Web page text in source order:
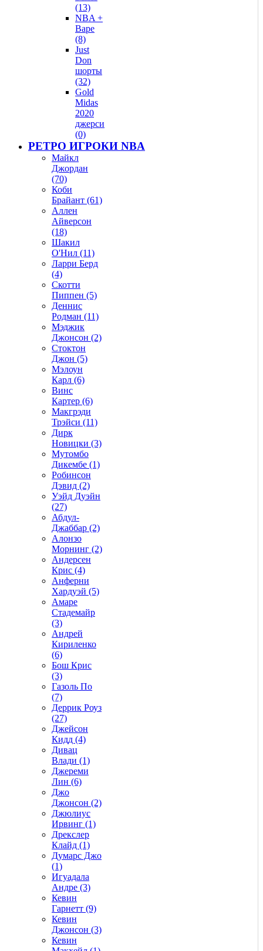
(13)
NBA +
Bape
(8)
Just
Don
шорты
(32)
Gold
Midas
2020
джерси
(0)
РЕТРО ИГРОКИ NBA
Майкл
Джордан
(70)
Коби
Брайант (61)
Аллен
Айверсон
(18)
Шакил
О'Нил (11)
Ларри Берд
(4)
Скотти
Пиппен (5)
Деннис
Родман (11)
Мэджик
Джонсон (2)
Стоктон
Джон (5)
Мэлоун
Карл (6)
Винс
Картер (6)
Макгрэди
Трэйси (11)
Дирк
Новицки (3)
Мутомбо
Дикембе (1)
Робинсон
Дэвид (2)
Уэйд Дуэйн
(27)
Абдул-
Джаббар (2)
Алонзо
Морнинг (2)
Андерсен
Крис (4)
Анферни
Xардуэй (5)
Амаре
Стадемайр
(3)
Андрей
Кириленко
(6)
Бош Крис
(3)
Газоль По
(7)
Деррик Роуз
(27)
Джейсон
Кидд (4)
Дивац
Влади (1)
Джереми
Лин (6)
Джо
Джонсон (2)
Джюлиус
Ирвинг (1)
Дрекслер
Клайд (1)
Думарс Джо
(1)
Игуадала
Андре (3)
Кевин
Гарнетт (9)
Кевин
Джонсон (3)
Кевин